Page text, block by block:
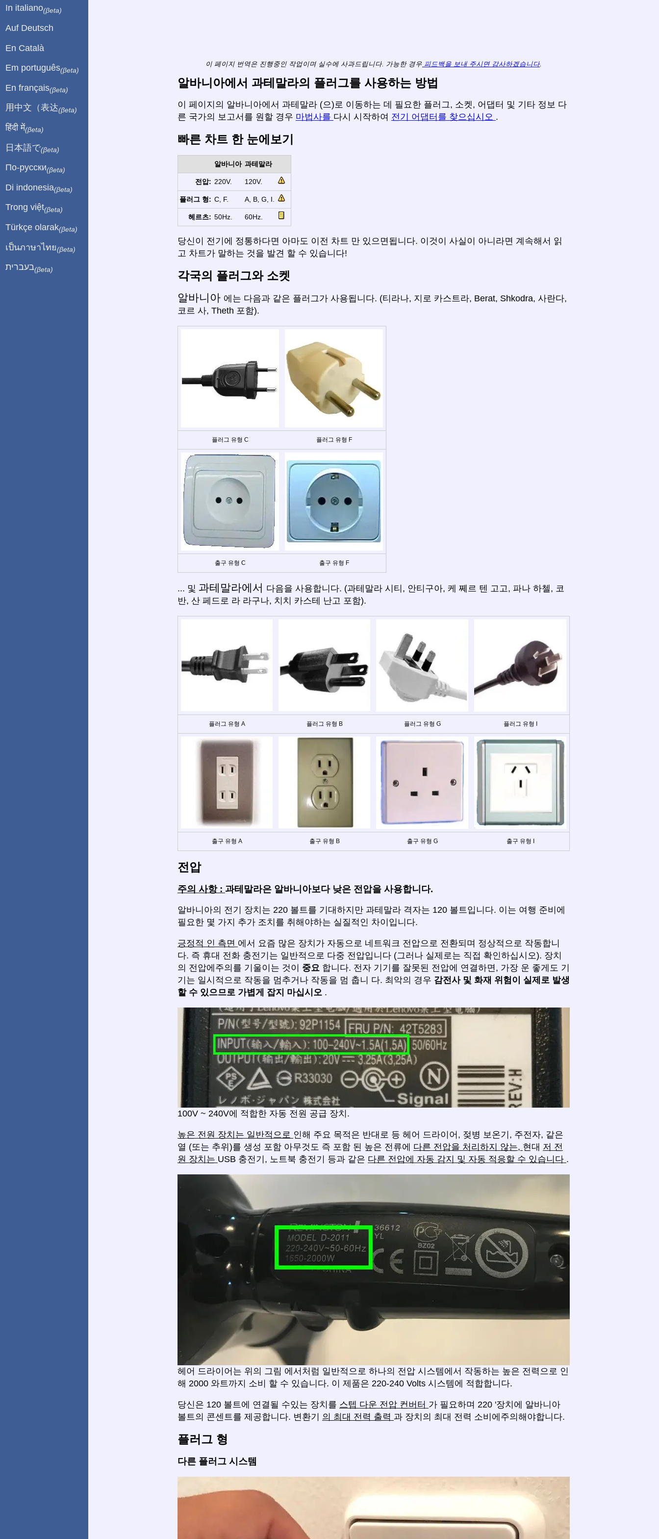
이 페이지 번역은 진행중인 작업이며 실수에 사과드립니다. 가능한 경우 피드백을 보내 주시면 감사하겠습니다.
알바니아에서 과테말라의 플러그를 사용하는 방법
이 페이지의 알바니아에서 과테말라 (으)로 이동하는 데 필요한 플러그, 소켓, 어댑터 및 기타 정보 다
른 국가의 보고서를 원할 경우 마법사를 다시 시작하여 전기 어댑터를 찾으십시오 .
빠른 차트 한 눈에보기
알바니아 과테말라
전압: 220V. 120V.
플러그 형: C, F. A, B, G, I.
헤르츠: 50Hz. 60Hz.
당신이 전기에 정통하다면 아마도 이전 차트 만 있으면됩니다. 이것이 사실이 아니라면 계속해서 읽
고 차트가 말하는 것을 발견 할 수 있습니다!
각국의 플러그와 소켓
알바니아 에는 다음과 같은 플러그가 사용됩니다. (티라나, 지로 카스트라, Berat, Shkodra, 사란다,
코르 사, Theth 포함).
플러그 유형 C 플러그 유형 F
출구 유형 C 출구 유형 F
... 및 과테말라에서 다음을 사용합니다. (과테말라 시티, 안티구아, 케 쩨르 텐 고고, 파나 하첼, 코
반, 산 페드로 라 라구나, 치치 카스테 난고 포함).
플러그 유형 A 플러그 유형 B 플러그 유형 G 플러그 유형 I
출구 유형 A 출구 유형 B 출구 유형 G 출구 유형 I
전압
주의 사항 : 과테말라은 알바니아보다 낮은 전압을 사용합니다.
알바니아의 전기 장치는 220 볼트를 기대하지만 과테말라 격자는 120 볼트입니다. 이는 여행 준비에
필요한 몇 가지 추가 조치를 취해야하는 실질적인 차이입니다.
긍정적 인 측면 에서 요즘 많은 장치가 자동으로 네트워크 전압으로 전환되며 정상적으로 작동합니
다. 즉 휴대 전화 충전기는 일반적으로 다중 전압입니다 (그러나 실제로는 직접 확인하십시오). 장치
의 전압에주의를 기울이는 것이 중요 합니다. 전자 기기를 잘못된 전압에 연결하면, 가장 운 좋게도 기
기는 일시적으로 작동을 멈추거나 작동을 멈 춥니 다. 최악의 경우 감전사 및 화재 위험이 실제로 발생
할 수 있으므로 가볍게 잡지 마십시오 .
100V ~ 240V에 적합한 자동 전원 공급 장치.
높은 전원 장치는 일반적으로 인해 주요 목적은 반대로 등 헤어 드라이어, 젖병 보온기, 주전자, 같은
열 (또는 추위)를 생성 포함 아무것도 즉 포함 된 높은 전류에 다른 전압을 처리하지 않는, 현대 저 전
원 장치는 USB 충전기, 노트북 충전기 등과 같은 다른 전압에 자동 감지 및 자동 적응할 수 있습니다 .
헤어 드라이어는 위의 그림 에서처럼 일반적으로 하나의 전압 시스템에서 작동하는 높은 전력으로 인
해 2000 와트까지 소비 할 수 있습니다. 이 제품은 220-240 Volts 시스템에 적합합니다.
당신은 120 볼트에 연결될 수있는 장치를 스텝 다운 전압 컨버터 가 필요하며 220 '장치에 알바니아
볼트의 콘센트를 제공합니다. 변환기 의 최대 전력 출력 과 장치의 최대 전력 소비에주의해야합니다.
플러그 형
다른 플러그 시스템
In italiano(βeta)
Auf Deutsch
En Català
Em português(βeta)
En français(βeta)
用中文（表达(βeta)
हिंदी में(βeta)
日本語で(βeta)
По-русски(βeta)
Di indonesia(βeta)
Trong việt(βeta)
Türkçe olarak(βeta)
เป็นภาษาไทย(βeta)
בעברית(βeta)